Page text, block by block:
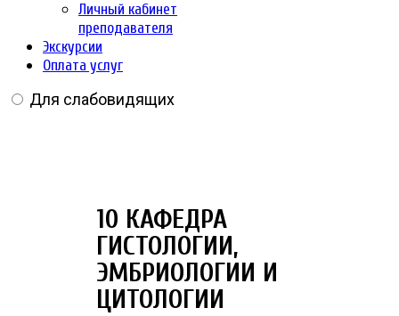
Личный кабинет
преподавателя
Экскурсии
Оплата услуг
Для слабовидящих
10 КАФЕДРА
ГИСТОЛОГИИ,
ЭМБРИОЛОГИИ И
ЦИТОЛОГИИ